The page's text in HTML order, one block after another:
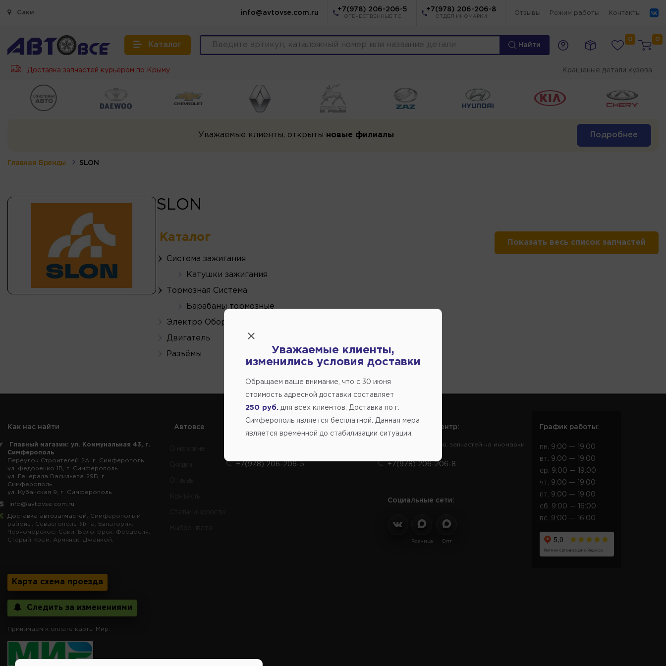
Саки info@avtovse.com.ru
+7(978) 206-206-5
ОТЕЧЕСТВЕННЫЕ ТС
+7(978) 206-206-8
ОТДЕЛ ИНОМАРКИ
Отзывы Режим работы Контакты
Каталог Найти
0 0
Доставка запчастей курьером по Крыму Крашеные детали кузова
Уважаемые клиенты, открыты новые филиалы Подробнее
Главная Бренды SLON
SLON
Каталог
Система зажигания
Катушки зажигания
Тормозная Система
Барабаны тормозные
Электро Оборудование
Двигатель
Разъёмы
Показать весь список запчастей
Как нас найти
Главный магазин: ул. Коммунальная 43, г.
Симферополь
Переулок Строителей 2А, г. Симферополь
ул. Федоренко 1В, г. Симферополь
ул. Генерала Васильева 29Б, г.
Симферополь
ул. Кубанская 9, г. Симферополь
info@avtovse.com.ru
Доставка автозапчастей , Симферополь и
районы, Севастополь, Ялта, Евпатория,
Черноморское, Саки, Белогорск, Феодосия,
Старый Крым, Армянск, Джанкой.
Карта схема проезда
Следить за изменениями
Принимаем к оплате карты Мир.
Автовсе
+7(978) 206-206-5
Справочный центр:
Заказ шин, дисков, запчастей на иномарки
+7(978) 206-206-8
Социальные сети:
Розница Опт
График работы:
пн. 9:00 — 19:00
вт. 9:00 — 19:00
ср. 9:00 — 19:00
чт. 9:00 — 19:00
пт. 9:00 — 19:00
сб. 9:00 — 16:00
вс. 9:00 — 16:00
Уважаемые клиенты,
изменились условия доставки
Обращаем ваше внимание, что c 30 июня
стоимость адресной доставки составляет
250 руб. для всех клиентов. Доставка по г.
Симферополь является бесплатной. Данная мера
является временной до стабилизации ситуации.